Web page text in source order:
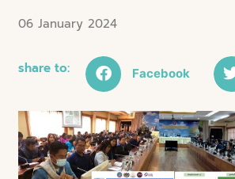
06 January 2024
share to: Facebook